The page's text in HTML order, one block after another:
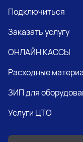
Подключиться
Заказать услугу
ОНЛАЙН КАССЫ
Расходные
ЗИП для
Услуги ЦТО